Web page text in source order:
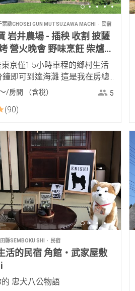
葉縣CHOSEI GUN MUTSUZAWA MACHI 民宿
岩井農場 - 插秧 收割 披薩
營火晚會 野味烹飪 柴爐
山體驗
京僅1.5小時車程的鄉村生活
鐘即可到達海灘 這是我在房總
村
/房間 （含稅） 5
90
縣SEMBOKU SHI 民宿
活的民宿 角館・武家屋敷
忠犬八公物語